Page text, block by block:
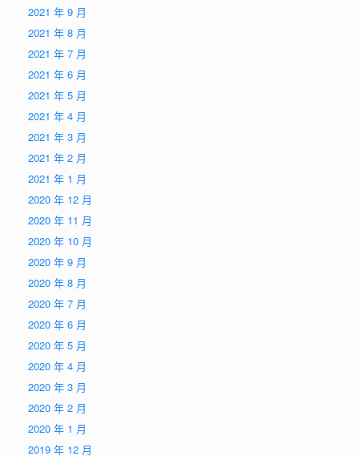
2021 年 9 月
2021 年 8 月
2021 年 7 月
2021 年 6 月
2021 年 5 月
2021 年 4 月
2021 年 3 月
2021 年 2 月
2021 年 1 月
2020 年 12 月
2020 年 11 月
2020 年 10 月
2020 年 9 月
2020 年 8 月
2020 年 7 月
2020 年 6 月
2020 年 5 月
2020 年 4 月
2020 年 3 月
2020 年 2 月
2020 年 1 月
2019 年 12 月